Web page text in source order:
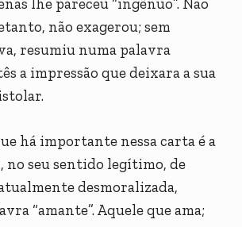
não exagerou; sem
resumiu numa palavra
a impressão que deixara a sua
há importante nessa carta é a
no seu sentido legítimo, de
desmoralizada,
“amante”. Aquele que ama;